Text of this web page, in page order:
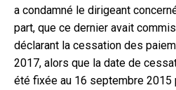
a condamné le dirigeant
part, que ce dernier avait
déclarant la cessation des
2017, alors que la date de
été fixée au 16 septembre 2015